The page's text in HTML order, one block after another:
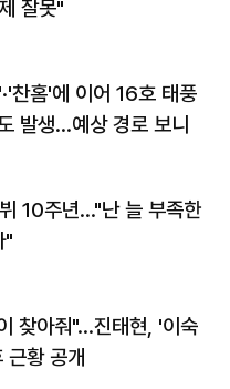
잘못"
찬홈'에 이어 16호 태풍
발생…예상 경로 보니
10주년…"난 늘 부족한
"
찾아줘"…진태현, '이숙
근황 공개